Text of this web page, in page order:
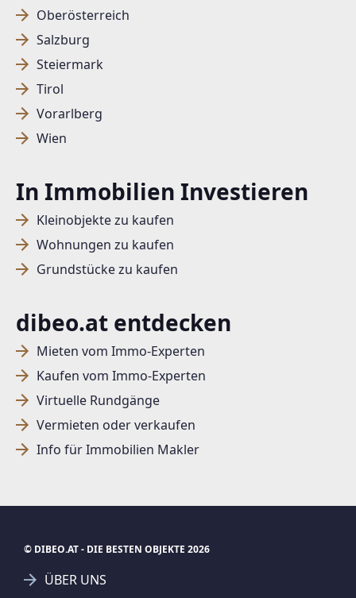
Oberösterreich
Salzburg
Steiermark
Tirol
Vorarlberg
Wien
In Immobilien Investieren
Kleinobjekte zu kaufen
Wohnungen zu kaufen
Grundstücke zu kaufen
dibeo.at entdecken
Mieten vom Immo-Experten
Kaufen vom Immo-Experten
Virtuelle Rundgänge
Vermieten oder verkaufen
Info für Immobilien Makler
© DIBEO.AT - DIE BESTEN OBJEKTE 2026
ÜBER UNS